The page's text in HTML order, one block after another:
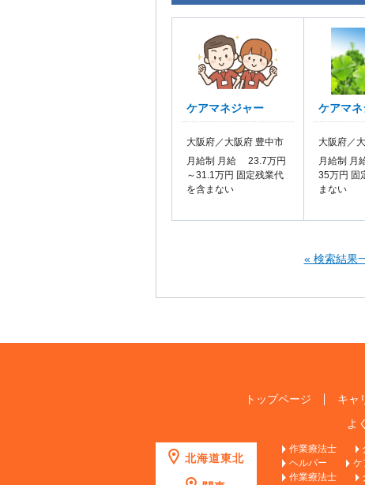
ケアマネジャー
大阪府／大阪府 豊中市
月給制 月給 23.7万円
～31.1万円 固定残業代
を含まない
ケアマ
大阪府／
月給制
35万円 固
まない
« 検索結果
トップページ キャ
よ
北海道東北
作業療法士
ヘルパー
ケ
作業療法士